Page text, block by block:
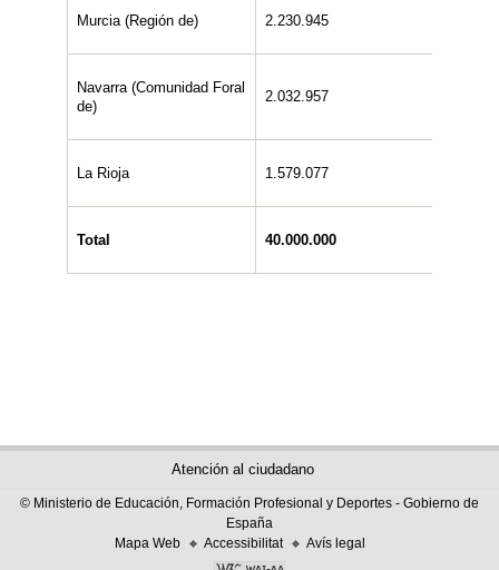
Murcia (Región de) 2.230.945
Navarra (Comunidad Foral
de)
2.032.957
La Rioja 1.579.077
Total 40.000.000
Atención al ciudadano
© Ministerio de Educación, Formación Profesional y Deportes - Gobierno de
España
Mapa Web
Accessibilitat Avís legal